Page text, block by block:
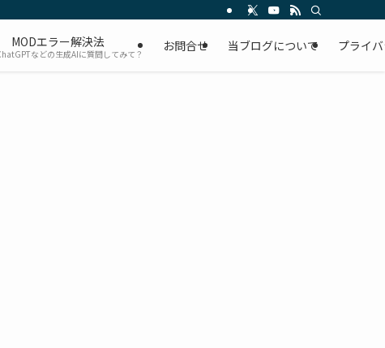
MODエラー解決法
などの生成AIに質問してみて？
お問合せ 当ブログについて プライ